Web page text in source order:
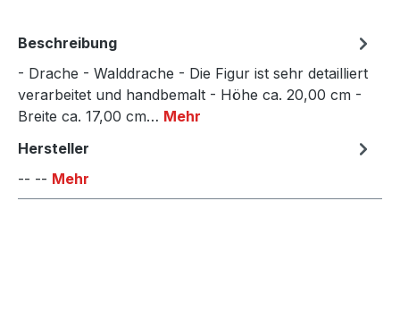
Beschreibung
- Drache - Walddrache - Die Figur ist sehr detailliert
verarbeitet und handbemalt - Höhe ca. 20,00 cm -
Breite ca. 17,00 cm… Mehr
Hersteller
-- -- Mehr